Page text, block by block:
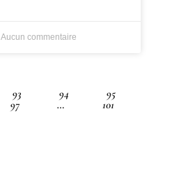
Aucun commentaire
93 94
95
97 … 101